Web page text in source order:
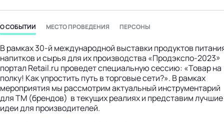
О СОБЫТИИ МЕСТО ПРОВЕДЕНИЯ ПЕРСОНЫ
В рамках 30-й международной выставки продуктов
напитков и сырья для их производства «Продэкспо-2023»
портал Retail.ru проведет специальную сессию: «Товар на
полку! Как упростить путь в торговые сети?». В рамках
мероприятия мы рассмотрим актуальный инструментарий
для ТМ (брендов) в текущих реалиях и представим лучшие
идеи для производителей.